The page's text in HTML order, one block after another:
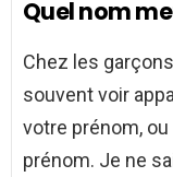
Quel nom
Chez les
souvent voir
votre prénom,
prénom. Je ne